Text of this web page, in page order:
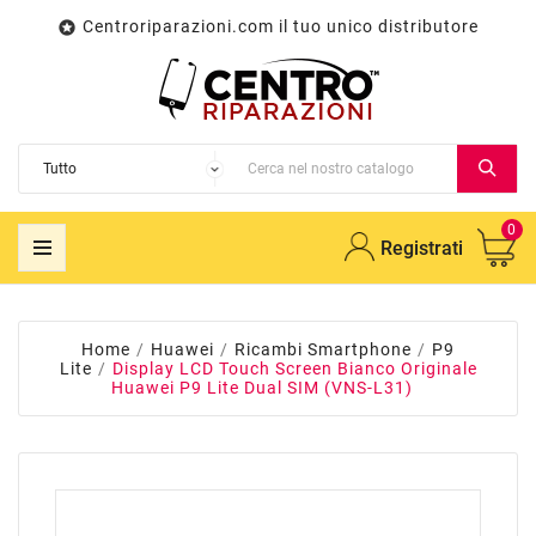
 Centroriparazioni.com il tuo unico distributore
Registrati
0
Home Huawei Ricambi Smartphone
P9
Lite
Display LCD Touch Screen Bianco Originale
Huawei P9 Lite Dual SIM (VNS-L31)